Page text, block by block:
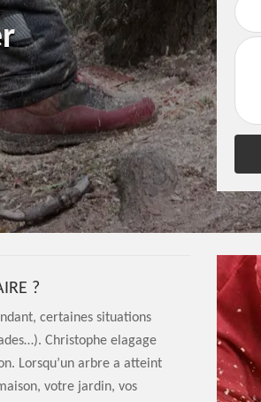
?
certaines situations
Christophe elagage
Lorsqu’un arbre a atteint
votre jardin, vos